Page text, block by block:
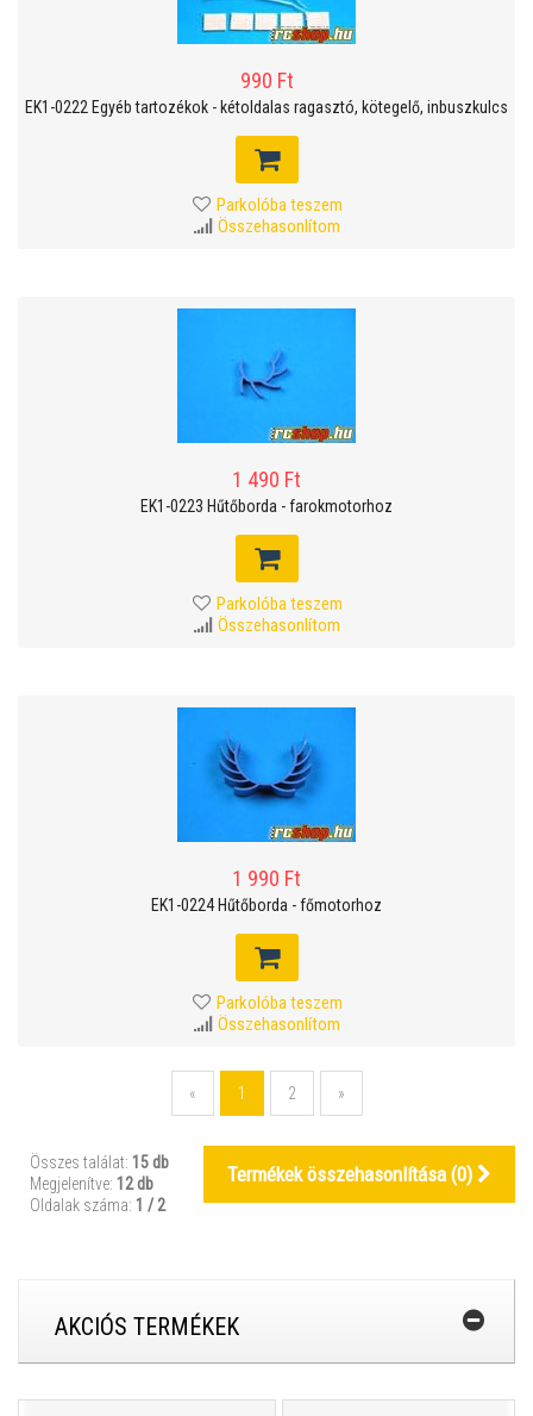
990 Ft
EK1-0222 Egyéb tartozékok - kétoldalas ragasztó, kötegelő, inbuszkulcs
Parkolóba teszem
Összehasonlítom
1 490 Ft
EK1-0223 Hűtőborda - farokmotorhoz
Parkolóba teszem
Összehasonlítom
1 990 Ft
EK1-0224 Hűtőborda - főmotorhoz
Parkolóba teszem
Összehasonlítom
« 1 2 »
Összes találat: 15 db
Megjelenítve: 12 db
Oldalak száma: 1 / 2
Termékek összehasonlítása (0)
AKCIÓS TERMÉKEK